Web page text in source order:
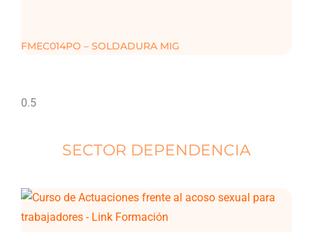
FMEC014PO – SOLDADURA MIG
SECTOR DEPENDENCIA